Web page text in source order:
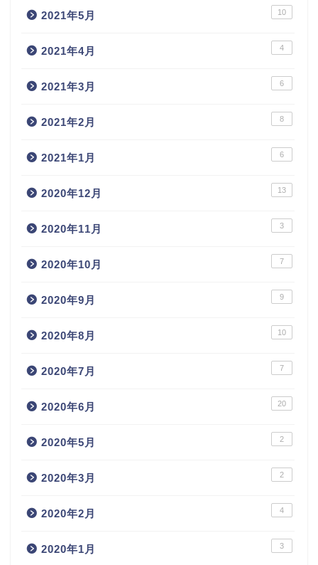
2021年5月 10
2021年4月 4
2021年3月 6
2021年2月 8
2021年1月 6
2020年12月 13
2020年11月 3
2020年10月 7
2020年9月 9
2020年8月 10
2020年7月 7
2020年6月 20
2020年5月 2
2020年3月 2
2020年2月 4
2020年1月 3